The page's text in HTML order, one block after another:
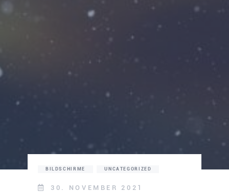
BILDSCHIRME UNCATEGORIZED
30. NOVEMBER 2021